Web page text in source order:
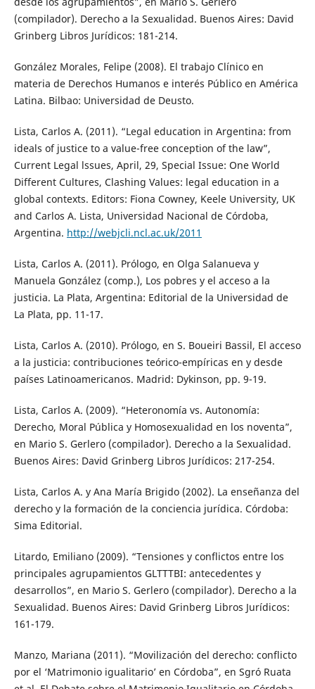
(compilador). Derecho a la Sexualidad. Buenos Aires: David
Grinberg Libros Jurídicos: 181-214.
González Morales, Felipe (2008). El trabajo Clínico en
materia de Derechos Humanos e interés Público en América
Latina. Bilbao: Universidad de Deusto.
Lista, Carlos A. (2011). “Legal education in Argentina: from
ideals of justice to a value-free conception of the law”,
Current Legal lssues, April, 29, Special Issue: One World
Different Cultures, Clashing Values: legal education in a
global contexts. Editors: Fiona Cowney, Keele University, UK
and Carlos A. Lista, Universidad Nacional de Córdoba,
Argentina. http://webjcli.ncl.ac.uk/2011
Lista, Carlos A. (2011). Prólogo, en Olga Salanueva y
Manuela González (comp.), Los pobres y el acceso a la
justicia. La Plata, Argentina: Editorial de la Universidad de
La Plata, pp. 11-17.
Lista, Carlos A. (2010). Prólogo, en S. Boueiri Bassil, El acceso
a la justicia: contribuciones teórico-empíricas en y desde
países Latinoamericanos. Madrid: Dykinson, pp. 9-19.
Lista, Carlos A. (2009). “Heteronomía vs. Autonomía:
Derecho, Moral Pública y Homosexualidad en los noventa”,
en Mario S. Gerlero (compilador). Derecho a la Sexualidad.
Buenos Aires: David Grinberg Libros Jurídicos: 217-254.
Lista, Carlos A. y Ana María Brigido (2002). La enseñanza del
derecho y la formación de la conciencia jurídica. Córdoba:
Sima Editorial.
Litardo, Emiliano (2009). “Tensiones y conflictos entre los
principales agrupamientos GLTTTBI: antecedentes y
desarrollos”, en Mario S. Gerlero (compilador). Derecho a la
Sexualidad. Buenos Aires: David Grinberg Libros Jurídicos:
161-179.
Manzo, Mariana (2011). “Movilización del derecho: conflicto
por el ‘Matrimonio igualitario’ en Córdoba”, en Sgró Ruata